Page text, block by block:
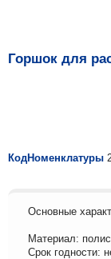
Горшок для
КодНоменклатуры
Основные
Материал:
Срок годности: